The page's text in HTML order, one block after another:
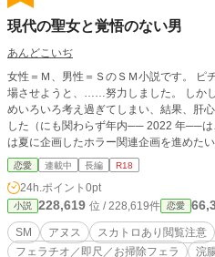
現代の聖女と覚悟のない男
あんどこいぢ
女性＝Ｍ、男性＝ＳのＳＭ小説です。 ピチピチと元気に弾む美尻ヒロインを登
場させようと、……努力しました。 しかしその元気いっぱいの尻を表現するた
めいろいろ考え過ぎてしまい、結果、肝
した（にも関わらず年内── 2022 年──
は夏に企画したホラー関連企画を進めたいので……）。 ま
の設定、および舞台設定がエロ小説の設
筆者もその男性主人公とまったく同じと
抱えている状態でして、関わり合ってい
かからモノを書いていくしかないのです。 どうかご理解ください。 第二章の
ストの部分（四百字詰め原稿用紙約四枚
ます。 冒頭の設定に違和感を覚えた方は
恋愛 連載中 長編 R18
24h.ポイント 0pt
小説 228,619 位 / 228,619件 恋愛
SM アヌス スカトロあり閲覧注意
フェラチオ／即尺／お掃除フェラ
浣